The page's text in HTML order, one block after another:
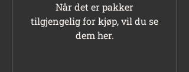
Når det er pakker
tilgjengelig for kjøp, vil du se
dem her.